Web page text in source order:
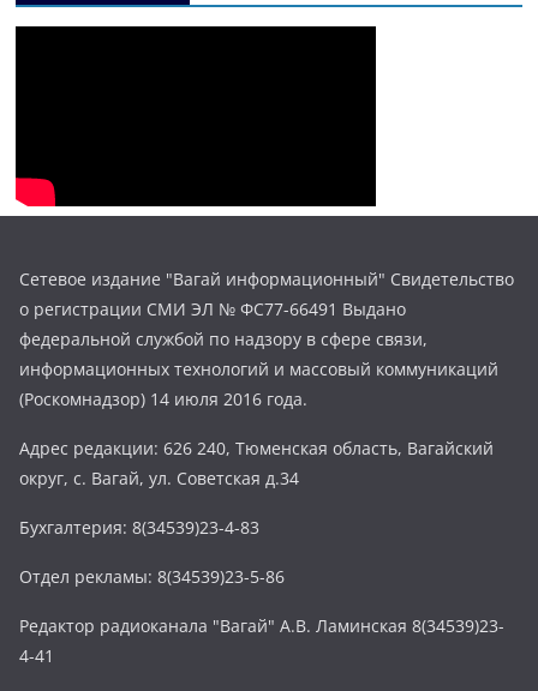
Сетевое издание "Вагай информационный" Свидетельство
о регистрации СМИ ЭЛ № ФС77-66491 Выдано
федеральной службой по надзору в сфере связи,
информационных технологий и массовый коммуникаций
(Роскомнадзор) 14 июля 2016 года.
Адрес редакции: 626 240, Тюменская область, Вагайский
округ, с. Вагай, ул. Советская д.34
Бухгалтерия: 8(34539)23-4-83
Отдел рекламы: 8(34539)23-5-86
Редактор радиоканала "Вагай" А.В. Ламинская 8(34539)23-
4-41